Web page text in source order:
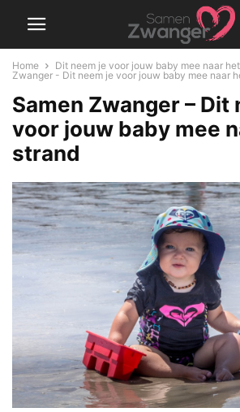
Home Dit neem je voor jouw baby mee naar
Zwanger - Dit neem je voor jouw baby mee naar
Samen Zwanger – Dit
voor jouw baby mee
strand